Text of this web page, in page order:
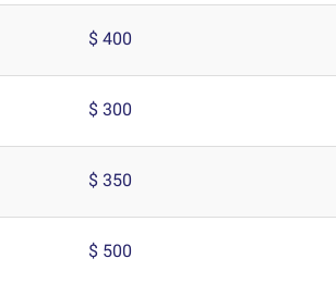
400 $
300 $
350 $
500 $